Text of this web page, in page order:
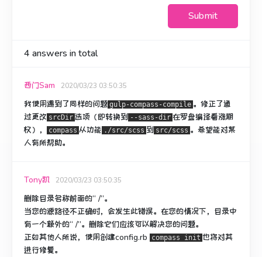
Submit
4 answers in total
西门Sam 2020/03/23 03:50:35
我使用遇到了同样的问题 gulp-compass-compile 。 修正了通
过更改 srcDir 选项（即转换到 --sass-dir 在罗盘编译看涨期
权），
compass 从功能 ./src/scss 到 src/scss 。 希望能对某
人有所帮助。
Tony凯 2020/03/23 03:50:35
删除目录名称前面的“ /”。
当您的源路径不正确时，会发生此错误。 在您的情况下，目录中
有一个额外的“ /”。 删除它们应该可以解决您的问题。
正如其他人所说，使用创建config.rb
compass init 也将对其
进行修复。